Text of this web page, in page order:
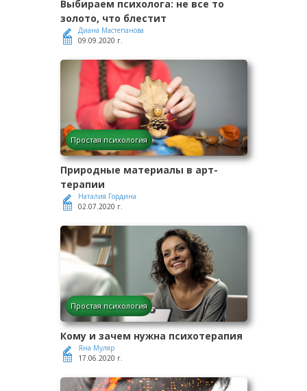
Выбираем психолога: не все то
золото, что блестит
Диана Мастепанова
09.09.2020 г.
Простая психология
Природные материалы в арт-
терапии
Наталия Гордина
02.07.2020 г.
Простая психология
Кому и зачем нужна психотерапия
Яна Муляр
17.06.2020 г.